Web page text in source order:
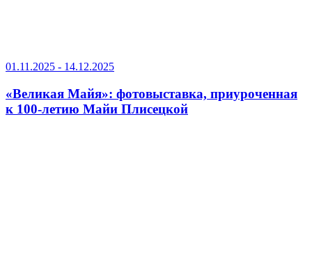
01.11.2025 - 14.12.2025
«Великая Майя»: фотовыставка, приуроченная
к 100-летию Майи Плисецкой